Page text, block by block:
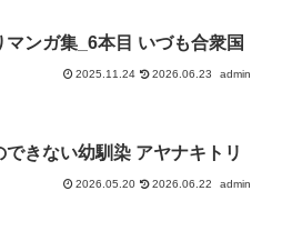
ンガ集_6本目 いづも合衆国
2025.11.24 2026.06.23 admin
きない幼馴染 アヤナキトリ
2026.05.20 2026.06.22 admin